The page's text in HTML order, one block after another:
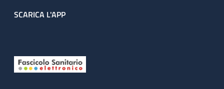
SCARICA L'APP